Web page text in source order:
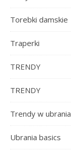
Torebki damskie
Traperki
TRENDY
TRENDY
Trendy w
Ubrania basics